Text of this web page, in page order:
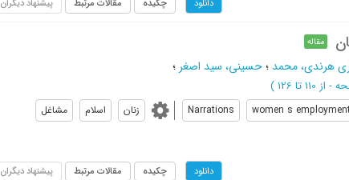
دانلود
مقاله
هرندی، محمد ؛حسینی، سید اصغر ؛
از 110 تا 126 )
women s
Narrations زنان اسلام
مشاغل
دانلود چکیده مقالات مرتبط پیشنهاد دیگران